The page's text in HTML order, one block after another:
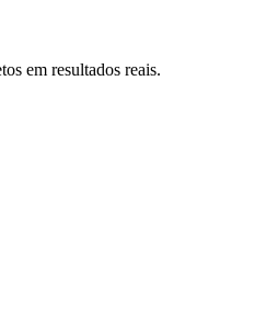
em resultados reais.